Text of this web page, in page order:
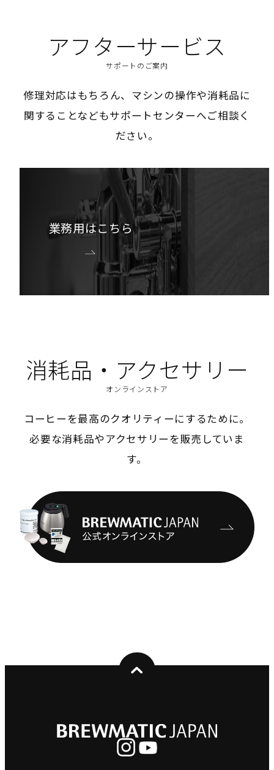
アフターサービス
サポートのご案内
修理対応はもちろん、マシンの操作や消耗品に
関することなどもサポートセンターへご相談く
ださい。
業務用はこちら
消耗品・アクセサリー
オンラインストア
コーヒーを最高のクオリティーにするために。
必要な消耗品やアクセサリーを販売していま
す。